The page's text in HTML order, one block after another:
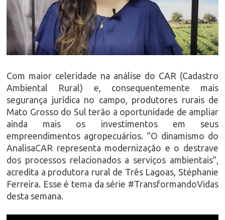
Com maior celeridade na análise do CAR (Cadastro
Ambiental Rural) e, consequentemente mais
segurança jurídica no campo, produtores rurais de
Mato Grosso do Sul terão a oportunidade de ampliar
ainda mais os investimentos em seus
empreendimentos agropecuários. “O dinamismo do
AnalisaCAR representa modernização e o destrave
dos processos relacionados a serviços ambientais”,
acredita a produtora rural de Três Lagoas, Stéphanie
Ferreira. Esse é tema da série #TransformandoVidas
desta semana.